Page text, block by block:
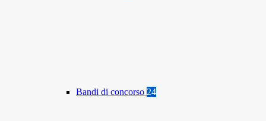
Bandi di concorso 24